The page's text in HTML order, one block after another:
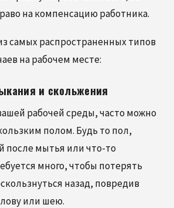
на компенсацию работника.
самых распространенных типов
на рабочем месте:
и скольжения
рабочей среды, часто можно
полом. Будь то пол,
после мытья или что-то
много, чтобы потерять
назад, повредив
или шею.